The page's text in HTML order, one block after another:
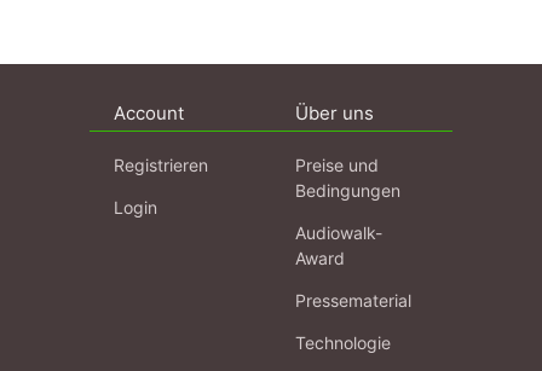
Account
Registrieren
Login
Über uns
Preise und
Bedingungen
Audiowalk-
Award
Pressematerial
Technologie